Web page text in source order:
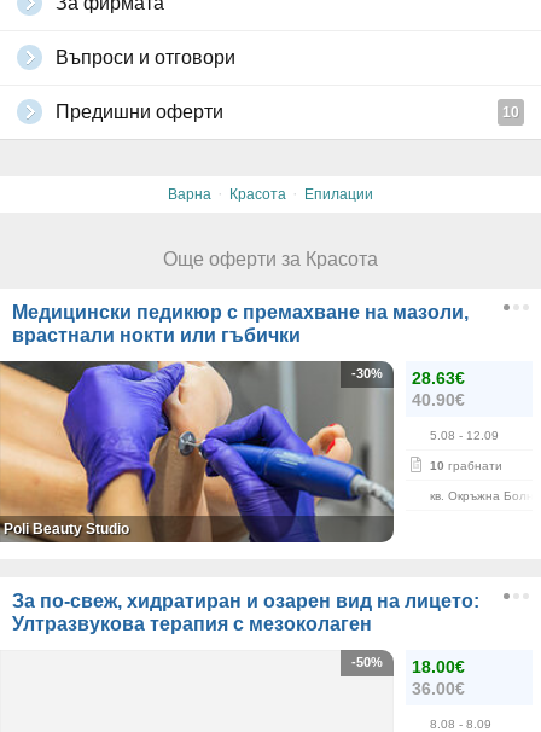
Въпроси и отговори
Предишни оферти 10
Варна · Красота · Епилации
Още оферти за Красота
Медицински педикюр с премахване на мазоли,
врастнали нокти или гъбички
28.63€
40.90€
5.08 - 12.09
10 грабнати
кв. Окръжна
-30%
Poli Beauty Studio
За по-свеж, хидратиран и озарен вид на лицето:
Ултразвукова терапия с мезоколаген
18.00€
36.00€
8.08 - 8.09
-50%